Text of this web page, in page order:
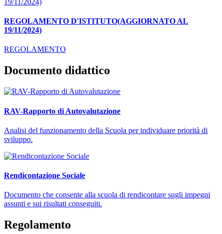
REGOLAMENTO D'ISTITUTO(AGGIORNATO AL
19/11/2024)
REGOLAMENTO
Documento didattico
RAV-Rapporto di Autovalutazione
Analisi del funzionamento della Scuola per individuare priorità di
sviluppo.
Rendicontazione Sociale
Documento che consente alla scuola di rendicontare sugli impegni
assunti e sui risultati conseguiti.
Regolamento